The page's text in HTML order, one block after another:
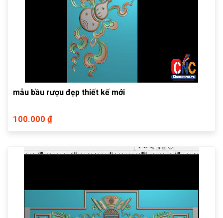
mẫu bầu rượu đẹp thiết kế mới
100.000 ₫